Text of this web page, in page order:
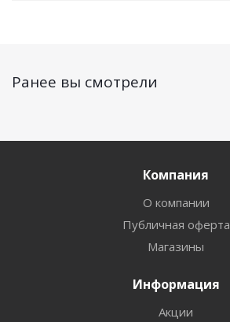
Ранее вы смотрели
Компания
О компании
Публичная оферта
Магазины
Информация
Акции